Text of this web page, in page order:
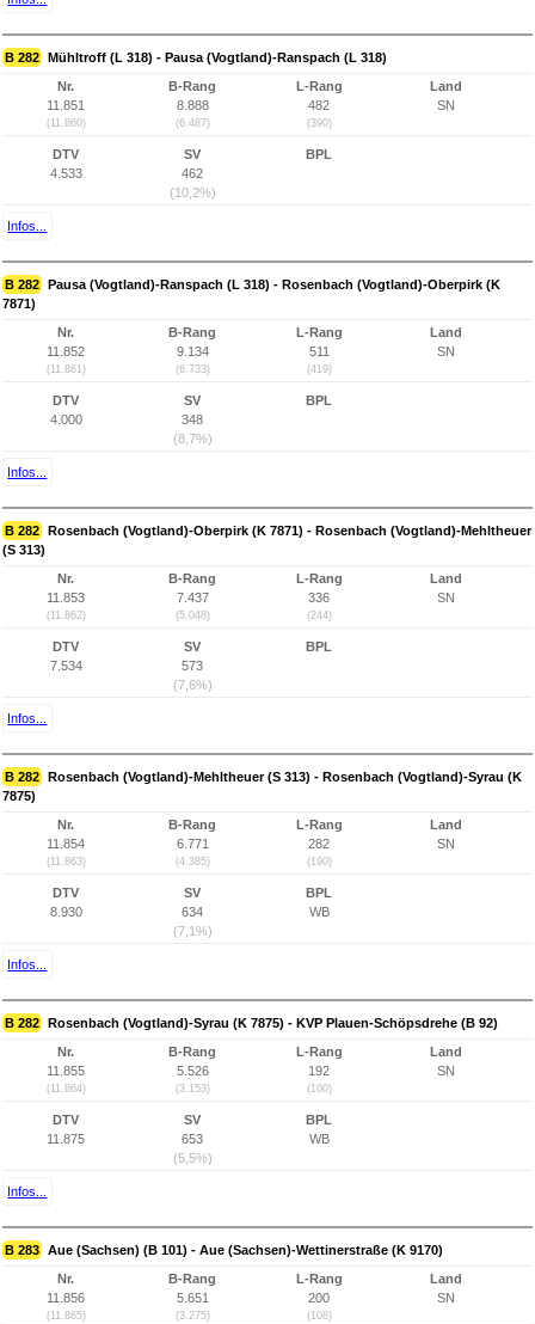
B 282 Mühltroff (L 318) - Pausa (Vogtland)-Ranspach (L 318)
Nr.
11.851
(11.860)
B-Rang
8.888
(6.487)
L-Rang
482
(390)
Land
SN
DTV
4.533
SV
462
(10,2%)
BPL
Infos...
B 282 Pausa (Vogtland)-Ranspach (L 318) - Rosenbach (Vogtland)-Oberpirk (K
7871)
Nr.
11.852
(11.861)
B-Rang
9.134
(6.733)
L-Rang
511
(419)
Land
SN
DTV
4.000
SV
348
(8,7%)
BPL
Infos...
B 282 Rosenbach (Vogtland)-Oberpirk (K 7871) - Rosenbach (Vogtland)-Mehltheuer
(S 313)
Nr.
11.853
(11.862)
B-Rang
7.437
(5.048)
L-Rang
336
(244)
Land
SN
DTV
7.534
SV
573
(7,6%)
BPL
Infos...
B 282 Rosenbach (Vogtland)-Mehltheuer (S 313) - Rosenbach (Vogtland)-Syrau (K
7875)
Nr.
11.854
(11.863)
B-Rang
6.771
(4.385)
L-Rang
282
(190)
Land
SN
DTV
8.930
SV
634
(7,1%)
BPL
WB
Infos...
B 282 Rosenbach (Vogtland)-Syrau (K 7875) - KVP Plauen-Schöpsdrehe (B 92)
Nr.
11.855
(11.864)
B-Rang
5.526
(3.153)
L-Rang
192
(100)
Land
SN
DTV
11.875
SV
653
(5,5%)
BPL
WB
Infos...
B 283 Aue (Sachsen) (B 101) - Aue (Sachsen)-Wettinerstraße (K 9170)
Nr.
11.856
(11.865)
B-Rang
5.651
(3.275)
L-Rang
200
(108)
Land
SN